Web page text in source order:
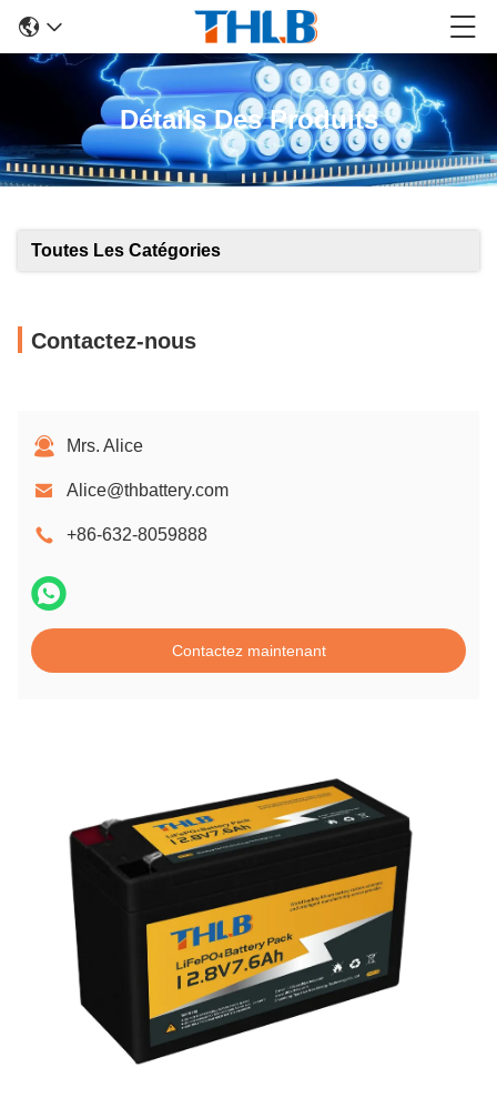
Détails Des Produits
Toutes Les Catégories
Contactez-nous
Mrs. Alice
Alice@thbattery.com
+86-632-8059888
Contactez maintenant